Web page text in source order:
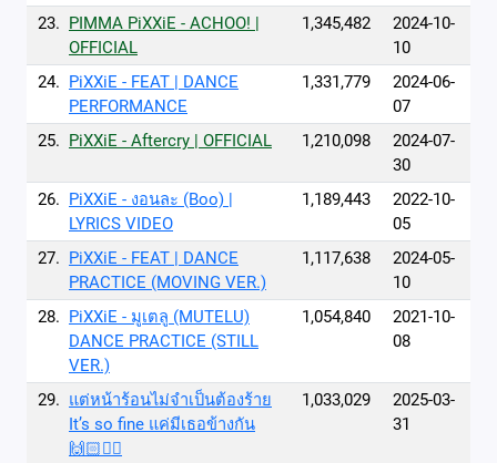
23. PIMMA PiXXiE - ACHOO! |
OFFICIAL
1,345,482
2024-10-
10
24. PiXXiE - FEAT | DANCE
PERFORMANCE
1,331,779
2024-06-
07
25. PiXXiE - Aftercry | OFFICIAL 1,210,098
2024-07-
30
26. PiXXiE - งอนละ (Boo) |
LYRICS VIDEO
1,189,443
2022-10-
05
27. PiXXiE - FEAT | DANCE
PRACTICE (MOVING VER.)
1,117,638
2024-05-
10
28. PiXXiE - มูเตลู (MUTELU)
DANCE PRACTICE (STILL
VER.)
1,054,840
2021-10-
08
29. แต่หน้าร้อนไม่จำเป็นต้องร้าย
It’s so fine แค่มีเธอข้างกัน
🙌🏻❤️‍🔥
1,033,029
2025-03-
31